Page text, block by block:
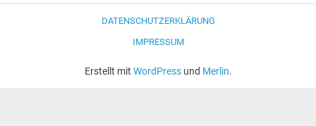
DATENSCHUTZERKLÄRUNG
IMPRESSUM
Erstellt mit WordPressund Merlin.